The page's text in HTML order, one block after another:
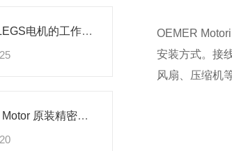
callan 压电LEGS电机的工作原理
瑞士 Maxon Motor 原装精密直流电机GPX 行星减速箱编码器全套供应
OEMER
安装方式。接
风扇、压缩机等